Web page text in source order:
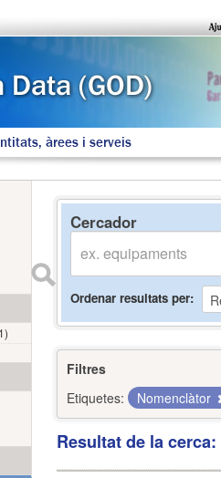
àrees i serveis
Cercador
Ordenar resultats per
Filtres
Etiquetes:
Nomenclàtor
Resultat de la